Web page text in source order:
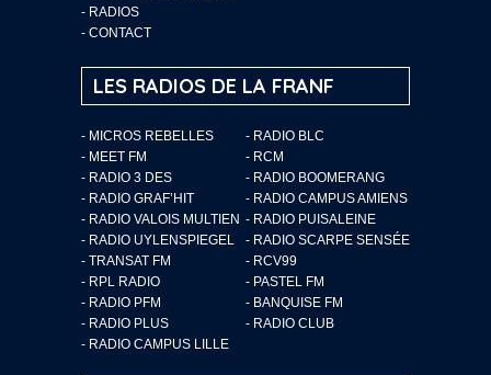
- RADIOS
- CONTACT
LES RADIOS DE LA FRANF
- MICROS REBELLES
- RADIO BLC
- MEET FM
- RCM
- RADIO 3 DES
- RADIO BOOMERANG
- RADIO GRAF’HIT
- RADIO CAMPUS AMIENS
- RADIO VALOIS MULTIEN - RADIO PUISALEINE
- RADIO UYLENSPIEGEL
- RADIO SCARPE SENSÉE
- TRANSAT FM
- RCV99
- RPL RADIO
- PASTEL FM
- RADIO PFM
- BANQUISE FM
- RADIO PLUS
- RADIO CLUB
- RADIO CAMPUS LILLE